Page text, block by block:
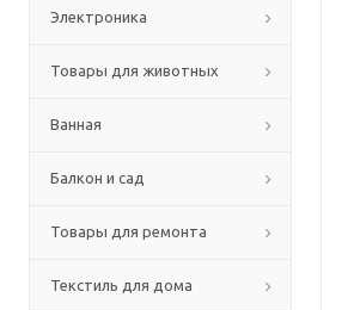
Электроника
Товары для животных
Ванная
Балкон и сад
Товары для ремонта
Текстиль для дома